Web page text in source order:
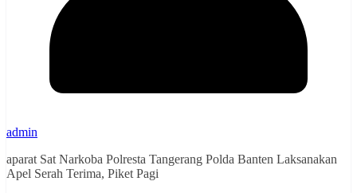
admin
aparat Sat Narkoba Polresta Tangerang Polda Banten Laksanakan
Apel Serah Terima, Piket Pagi